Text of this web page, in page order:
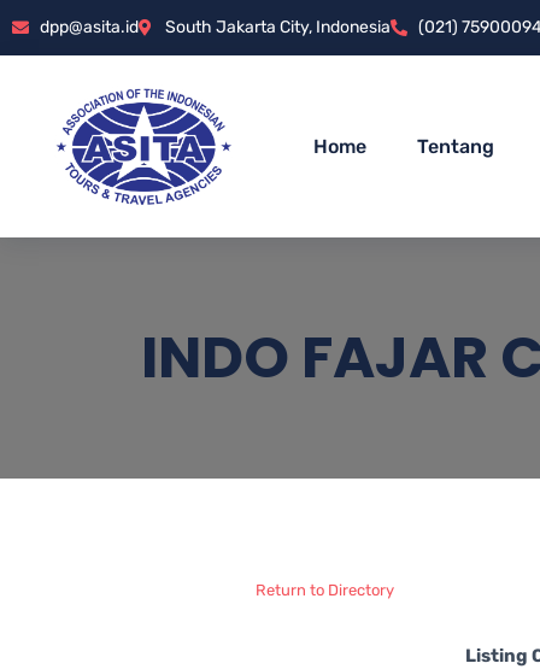
dpp@asita.id South Jakarta City, Indonesia (021)
Home Tentang
INDO FAJAR
Return to Directory
Listing